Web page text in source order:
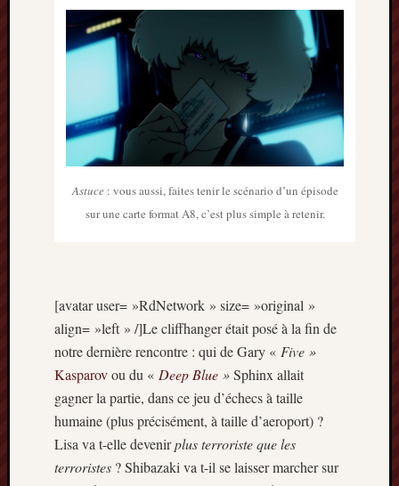
Astuce: vous aussi, faites tenir le scénario d’un épisode
sur une carte format A8, c’est plus simple à retenir.
[avatar user= »RdNetwork » size= »original »
align= »left » /]Le cliffhanger était posé à la fin de
notre dernière rencontre : qui de Gary « Five »
Kasparovou du « Deep Blue »Sphinx allait
gagner la partie, dans ce jeu d’échecs à taille
humaine (plus précisément, à taille d’aeroport) ?
Lisa va t-elle devenirplus terroriste que les
terroristes ? Shibazaki va t-il se laisser marcher sur